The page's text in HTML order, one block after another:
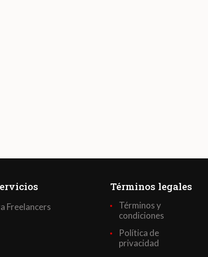
Freelancers
Términos legales
Términos y
condiciones
Política de
privacidad